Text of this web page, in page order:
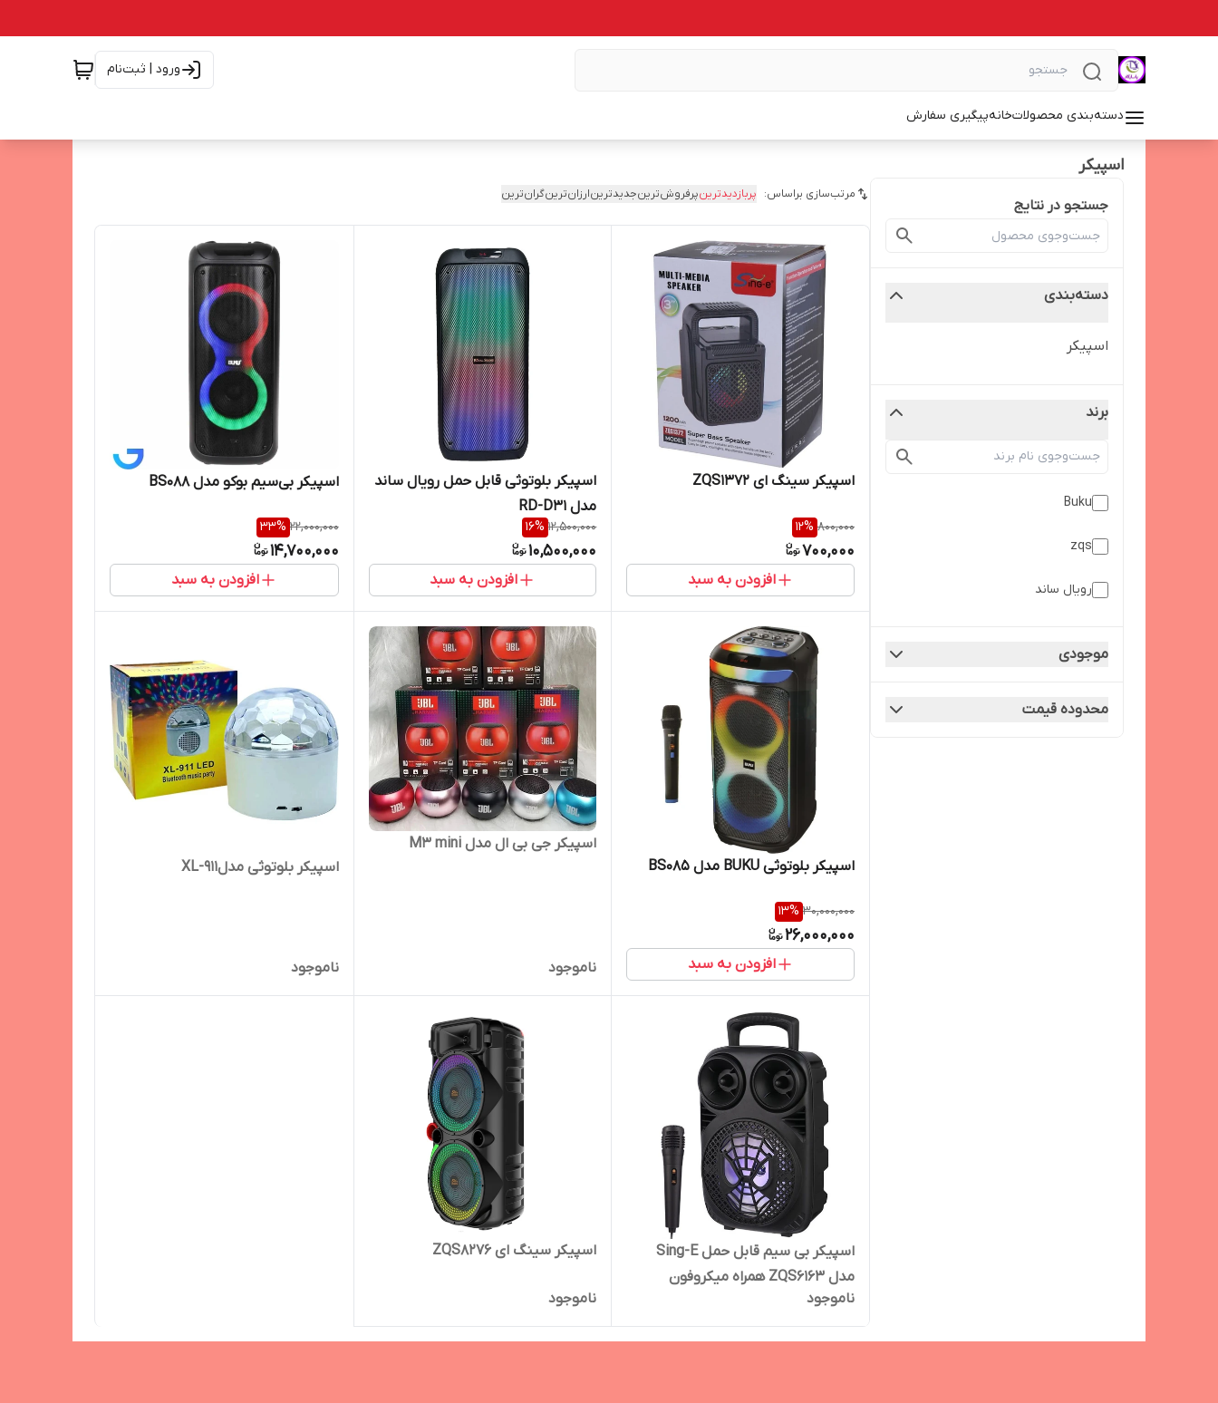
ورود | ثبت‌نام
دسته‌بندی محصولاتخانهپیگیری سفارش
اسپیکر
جستجو در نتایج
دسته‌بندی
اسپیکر
برند
Buku
zqs
رویال ساند
موجودی
محدوده قیمت
مرتب‌سازی براساس: پربازدیدترینپرفروش‌ترینجدیدترینارزان‌ترینگران‌ترین
اسپیکر سینگ ای ZQS1372
800,000
12%
700,000
افزودن به سبد
اسپیکر بلوتوثی قابل حمل رویال ساند
مدل RD-D31
12,500,000
16%
10,500,000
افزودن به سبد
اسپیکر بی‌سیم بوکو مدل BS088
22,000,000
33%
14,700,000
افزودن به سبد
اسپیکر بلوتوثی BUKU مدل BS085
30,000,000
13%
26,000,000
افزودن به سبد
اسپیکر جی بی ال مدل M3 mini
ناموجود
اسپیکر بلوتوثی مدلXL-911
ناموجود
اسپیکر بی سیم قابل حمل Sing-E
مدل ZQS6163 همراه میکروفون
ناموجود
اسپیکر سینگ ای ZQS8276
ناموجود